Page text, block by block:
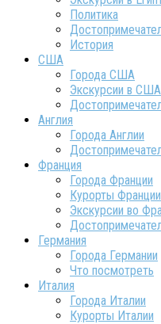
Политика
История
США
Города США
Экскурсии в США
Англия
Города Англии
Франция
Города Франции
Курорты Франции
Экскурсии во
Германия
Города Германии
Что посмотреть
Италия
Города Италии
Курорты Италии